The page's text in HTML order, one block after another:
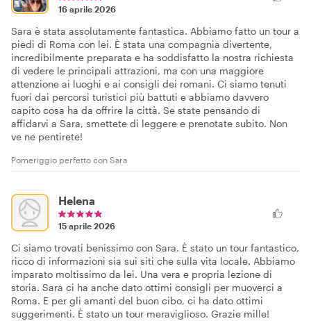
16 aprile 2026
Sara è stata assolutamente fantastica. Abbiamo fatto un tour a
piedi di Roma con lei. È stata una compagnia divertente,
incredibilmente preparata e ha soddisfatto la nostra richiesta
di vedere le principali attrazioni, ma con una maggiore
attenzione ai luoghi e ai consigli dei romani. Ci siamo tenuti
fuori dai percorsi turistici più battuti e abbiamo davvero
capito cosa ha da offrire la città. Se state pensando di
affidarvi a Sara, smettete di leggere e prenotate subito. Non
ve ne pentirete!
Pomeriggio perfetto con Sara
Helena
15 aprile 2026
Ci siamo trovati benissimo con Sara. È stato un tour fantastico,
ricco di informazioni sia sui siti che sulla vita locale. Abbiamo
imparato moltissimo da lei. Una vera e propria lezione di
storia. Sara ci ha anche dato ottimi consigli per muoverci a
Roma. E per gli amanti del buon cibo, ci ha dato ottimi
suggerimenti. È stato un tour meraviglioso. Grazie mille!